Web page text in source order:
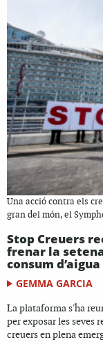
Una acció contra els
gran del món, el
Stop Creuers
frenar la
consum d’aigua
GEMMA GARCIA
La plataforma s'ha
per exposar les seves
creuers en plena